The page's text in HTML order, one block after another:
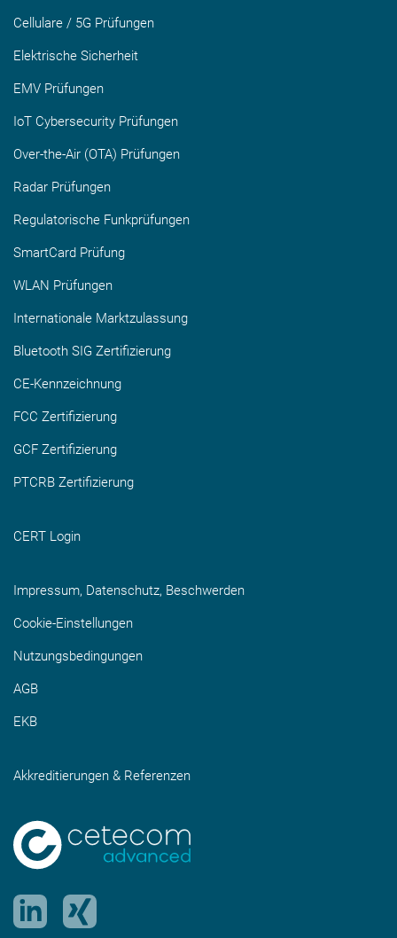
Cellulare / 5G Prüfungen
Elektrische Sicherheit
EMV Prüfungen
IoT Cybersecurity Prüfungen
Over-the-Air (OTA) Prüfungen
Radar Prüfungen
Regulatorische Funkprüfungen
SmartCard Prüfung
WLAN Prüfungen
Internationale Marktzulassung
Bluetooth SIG Zertifizierung
CE-Kennzeichnung
FCC Zertifizierung
GCF Zertifizierung
PTCRB Zertifizierung
CERT Login
Impressum, Datenschutz, Beschwerden
Cookie-Einstellungen
Nutzungsbedingungen
AGB
EKB
Akkreditierungen & Referenzen